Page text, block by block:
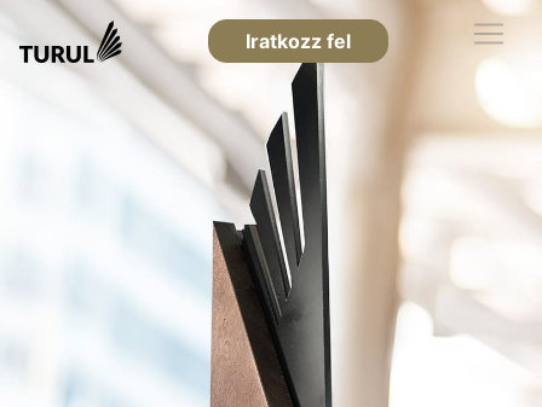
Iratkozz fel